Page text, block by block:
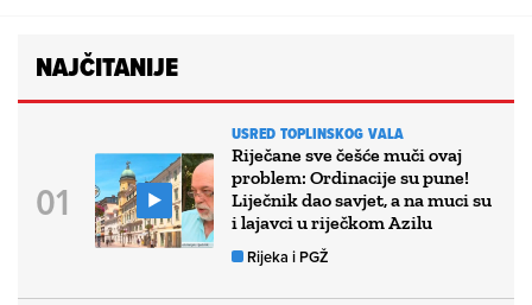
NAJČITANIJE
USRED TOPLINSKOG VALA
Riječane sve češće muči ovaj
problem: Ordinacije su pune!
Liječnik dao savjet, a na muci su
i lajavci u riječkom Azilu
Rijeka i PGŽ